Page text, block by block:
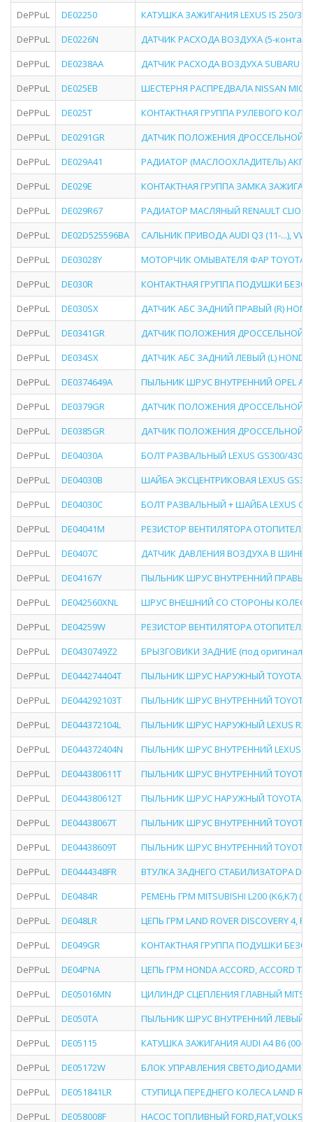
DePPuL DE02250
КАТУШКА ЗАЖИГАНИЯ LEXUS IS 250/350
DePPuL
DE0226N
ДАТЧИК РАСХОДА ВОЗДУХА (5-
DePPuL
DE0238AA
ДАТЧИК РАСХОДА ВОЗДУХА SUBARU
DePPuL
DE025EB
ШЕСТЕРНЯ РАСПРЕДВАЛА NISSAN MICRA
DePPuL
DE025T
КОНТАКТНАЯ ГРУППА РУЛЕВОГО КОЛЕСА
DePPuL
DE0291GR
ДАТЧИК ПОЛОЖЕНИЯ ДРОССЕЛЬНОЙ
DePPuL
DE029A41
РАДИАТОР (МАСЛООХЛАДИТЕЛЬ) АКПП
DePPuL
DE029E
КОНТАКТНАЯ ГРУППА ЗАМКА ЗАЖИГАНИЯ
DePPuL
DE029R67
РАДИАТОР МАСЛЯНЫЙ RENAULT CLIO (05-
DePPuL
DE02D525596BA
САЛЬНИК ПРИВОДА AUDI Q3 (11-...), VW
DePPuL
DE03028Y
МОТОРЧИК ОМЫВАТЕЛЯ ФАР TOYOTA
DePPuL
DE030R
КОНТАКТНАЯ ГРУППА ПОДУШКИ
DePPuL
DE030SX
ДАТЧИК АБС ЗАДНИЙ ПРАВЫЙ (R)
DePPuL
DE0341GR
ДАТЧИК ПОЛОЖЕНИЯ ДРОССЕЛЬНОЙ
DePPuL
DE034SX
ДАТЧИК АБС ЗАДНИЙ ЛЕВЫЙ (L) HONDA
DePPuL
DE0374649A
ПЫЛЬНИК ШРУС ВНУТРЕННИЙ OPEL
DePPuL
DE0379GR
ДАТЧИК ПОЛОЖЕНИЯ ДРОССЕЛЬНОЙ
DePPuL
DE0385GR
ДАТЧИК ПОЛОЖЕНИЯ ДРОССЕЛЬНОЙ
DePPuL
DE04030A
БОЛТ РАЗВАЛЬНЫЙ LEXUS GS300/430
DePPuL
DE04030B
ШАЙБА ЭКСЦЕНТРИКОВАЯ LEXUS GS300/
DePPuL
DE04030C
БОЛТ РАЗВАЛЬНЫЙ + ШАЙБА LEXUS
DePPuL
DE04041M
РЕЗИСТОР ВЕНТИЛЯТОРА ОТОПИТЕЛЯ
DePPuL
DE0407C
ДАТЧИК ДАВЛЕНИЯ ВОЗДУХА В ШИНЕ
DePPuL
DE04167Y
ПЫЛЬНИК ШРУС ВНУТРЕННИЙ ПРАВЫЙ (R)
DePPuL
DE042560XNL
ШРУС ВНЕШНИЙ СО СТОРОНЫ КОЛЕСА
DePPuL
DE04259W
РЕЗИСТОР ВЕНТИЛЯТОРА ОТОПИТЕЛЯ
DePPuL
DE0430749Z2
БРЫЗГОВИКИ ЗАДНИЕ (под оригинал)
DePPuL
DE044274404T
ПЫЛЬНИК ШРУС НАРУЖНЫЙ TOYOTA
DePPuL
DE044292103T
ПЫЛЬНИК ШРУС ВНУТРЕННИЙ TOYOTA
DePPuL
DE044372104L
ПЫЛЬНИК ШРУС НАРУЖНЫЙ LEXUS
DePPuL
DE044372404N
ПЫЛЬНИК ШРУС ВНУТРЕННИЙ LEXUS
DePPuL
DE044380611T
ПЫЛЬНИК ШРУС ВНУТРЕННИЙ TOYOTA
DePPuL
DE044380612T
ПЫЛЬНИК ШРУС НАРУЖНЫЙ TOYOTA
DePPuL
DE04438067T
ПЫЛЬНИК ШРУС ВНУТРЕННИЙ TOYOTA
DePPuL
DE04438609T
ПЫЛЬНИК ШРУС ВНУТРЕННИЙ TOYOTA
DePPuL
DE0444348FR
ВТУЛКА ЗАДНЕГО СТАБИЛИЗАТОРА D13
DePPuL
DE0484R
РЕМЕНЬ ГРМ MITSUBISHI L200 (K6,K7)
DePPuL
DE048LR
ЦЕПЬ ГРМ LAND ROVER DISCOVERY 4,
DePPuL
DE049GR
КОНТАКТНАЯ ГРУППА ПОДУШКИ
DePPuL
DE04PNA
ЦЕПЬ ГРМ HONDA ACCORD, ACCORD
DePPuL
DE05016MN
ЦИЛИНДР СЦЕПЛЕНИЯ ГЛАВНЫЙ
DePPuL
DE050TA
ПЫЛЬНИК ШРУС ВНУТРЕННИЙ ЛЕВЫЙ (L)
DePPuL
DE05115
КАТУШКА ЗАЖИГАНИЯ AUDI A4 B6 (00-
DePPuL
DE05172W
БЛОК УПРАВЛЕНИЯ СВЕТОДИОДАМИ BMW
DePPuL
DE051841LR
СТУПИЦА ПЕРЕДНЕГО КОЛЕСА LAND
DePPuL
DE058008F
НАСОС ТОПЛИВНЫЙ